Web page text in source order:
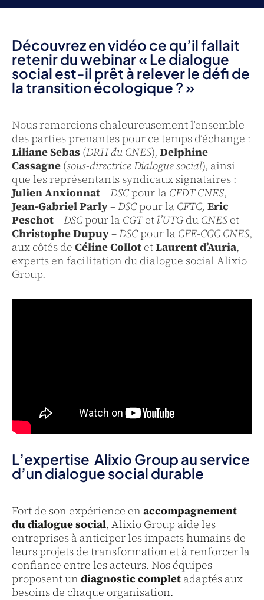
Découvrez en vidéo ce qu’il fallait
retenir du webinar « Le dialogue
social est-il prêt à relever le défi de
la transition écologique ? »
Nous remercions chaleureusement l’ensemble
des parties prenantes pour ce temps d’échange :
Liliane Sebas (DRH du CNES), Delphine
Cassagne (sous-directrice Dialogue social), ainsi
que les représentants syndicaux signataires :
Julien Anxionnat–DSCpour la CFDT CNES,
Jean-Gabriel Parly–DSCpour la CFTC, Eric
Peschot–DSCpour la CGTet l’UTGdu CNES et
Christophe Dupuy–DSCpour la CFE-CGC CNES,
aux côtés de Céline Collot etLaurent d’Auria,
experts en facilitation du dialogue social Alixio
Group.
L’expertise Alixio Group au service
d’un dialogue social durable
Fort de son expérience en accompagnement
du dialogue social, Alixio Group aide les
entreprises à anticiper les impacts humains de
leurs projets de transformation et à renforcer la
confiance entre les acteurs. Nos équipes
proposent un diagnostic complet adaptés aux
besoins de chaque organisation.